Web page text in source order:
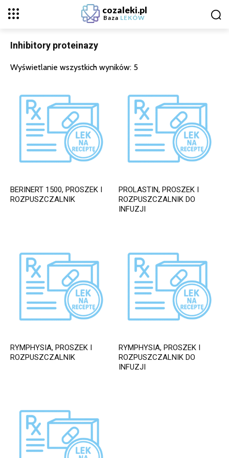
cozaleki.pl
Baza LEKÓW
Inhibitory proteinazy
Wyświetlanie wszystkich wyników: 5
BERINERT 1500, PROSZEK I
ROZPUSZCZALNIK
PROLASTIN, PROSZEK I
ROZPUSZCZALNIK DO
INFUZJI
RYMPHYSIA, PROSZEK I
ROZPUSZCZALNIK
RYMPHYSIA, PROSZEK I
ROZPUSZCZALNIK DO
INFUZJI